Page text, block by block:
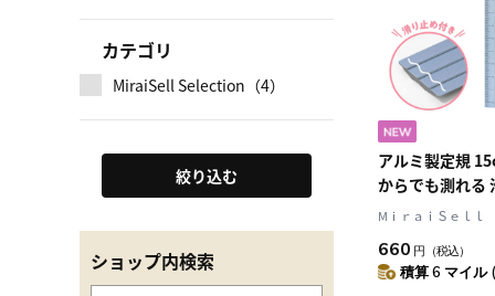
カテゴリ
MiraiSell Selection（4）
絞り込む
ショップ内検索
アルミ製定規
からでも測れる
Blue(ブルー) 文
うぎ ものさし
MⅰｒａｉＳｅｌｌ
660 円 （税込）
積算 6 マイル